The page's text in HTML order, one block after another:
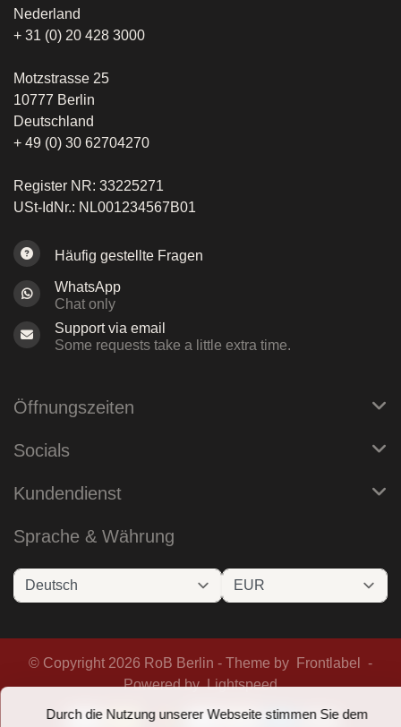
Durch die Nutzung unserer Webseite stimmen Sie dem
Nederland
+ 31 (0) 20 428 3000
Motzstrasse 25
10777 Berlin
Deutschland
+ 49 (0) 30 62704270
Register NR: 33225271
USt-IdNr.: NL001234567B01
Häufig gestellte Fragen
WhatsApp
Chat only
Support via email
Some requests take a little extra time.
Öffnungszeiten
Socials
Kundendienst
Sprache & Währung
© Copyright 2026 RoB Berlin - Theme by Frontlabel
-
Powered by Lightspeed